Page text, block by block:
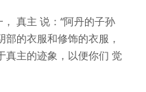
真主 说：“阿丹的子孙
的衣服和修饰的衣服，
真主的迹象，以便你们 觉